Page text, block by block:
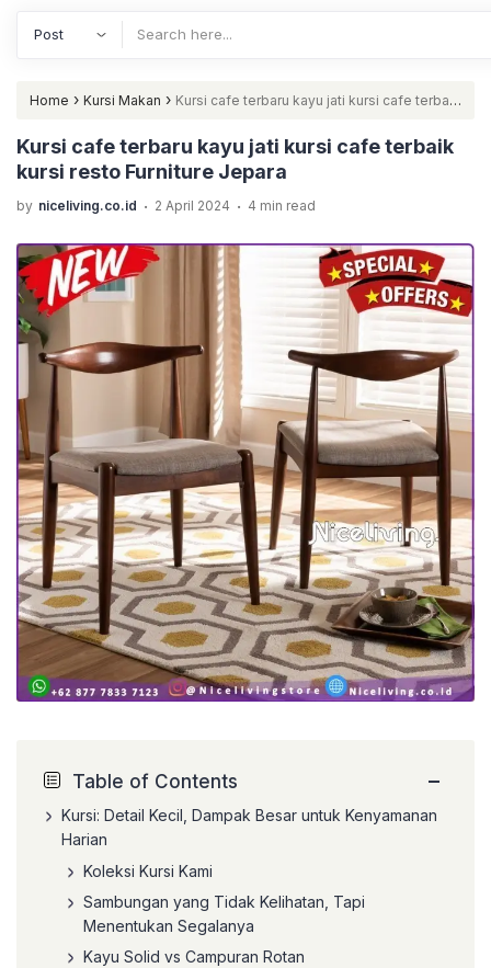
Home › Kursi Makan › Kursi cafe terbaru kayu jati kursi cafe terbaik
kursi resto Furniture Jepara
Kursi cafe terbaru kayu jati kursi cafe terbaik
kursi resto Furniture Jepara
by niceliving.co.id . 2 April 2024 . 4 min read
Table of Contents −
Kursi: Detail Kecil, Dampak Besar untuk Kenyamanan
Harian
Koleksi Kursi Kami
Sambungan yang Tidak Kelihatan, Tapi
Menentukan Segalanya
Kayu Solid vs Campuran Rotan